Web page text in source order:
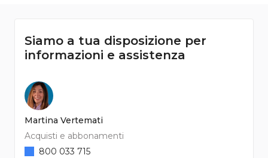
Siamo a tua disposizione per
informazioni e assistenza
Martina Vertemati
Acquisti e abbonamenti
800 033 715